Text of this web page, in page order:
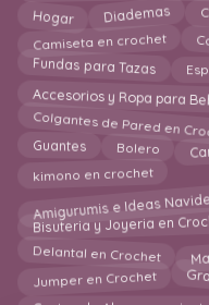
Hogar Diademas
Camiseta en crochet
Fundas para Tazas
Accesorios y Ropa para
Colgantes de Pared en
Guantes Bolero
kimono en crochet
Amigurumis e Ideas
Bisuteria y Joyeria en
Delantal en Crochet
Jumper en Crochet